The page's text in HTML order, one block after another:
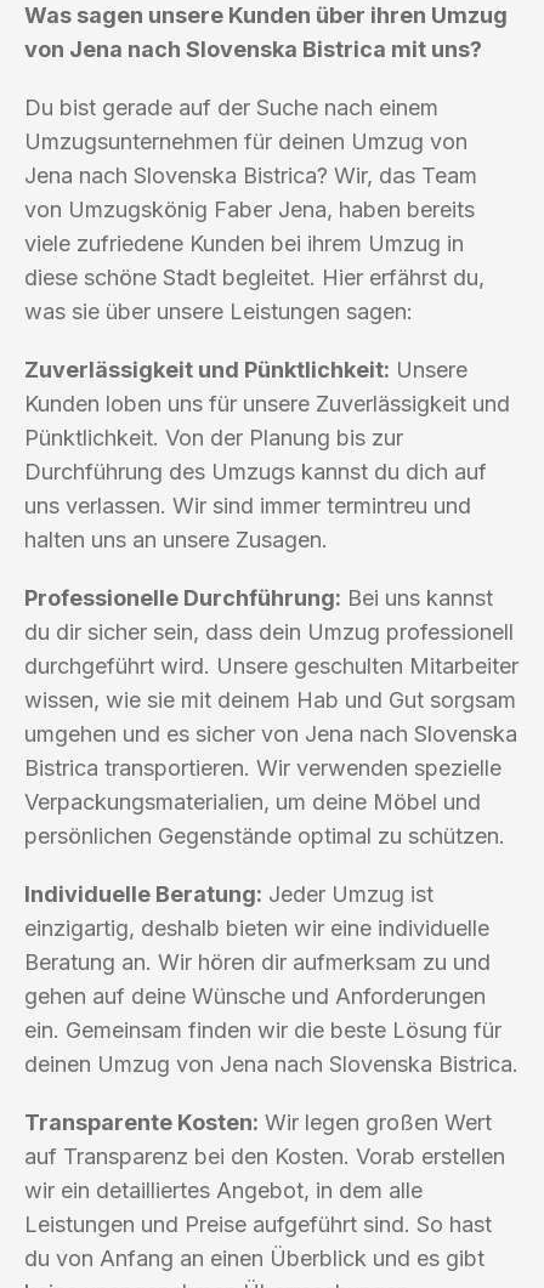
Was sagen unsere Kunden über ihren Umzug
von Jena nach Slovenska Bistrica mit uns?
Du bist gerade auf der Suche nach einem
Umzugsunternehmen für deinen Umzug von
Jena nach Slovenska Bistrica? Wir, das Team
von Umzugskönig Faber Jena, haben bereits
viele zufriedene Kunden bei ihrem Umzug in
diese schöne Stadt begleitet. Hier erfährst du,
was sie über unsere Leistungen sagen:
Zuverlässigkeit und Pünktlichkeit: Unsere
Kunden loben uns für unsere Zuverlässigkeit und
Pünktlichkeit. Von der Planung bis zur
Durchführung des Umzugs kannst du dich auf
uns verlassen. Wir sind immer termintreu und
halten uns an unsere Zusagen.
Professionelle Durchführung: Bei uns kannst
du dir sicher sein, dass dein Umzug professionell
durchgeführt wird. Unsere geschulten Mitarbeiter
wissen, wie sie mit deinem Hab und Gut sorgsam
umgehen und es sicher von Jena nach Slovenska
Bistrica transportieren. Wir verwenden spezielle
Verpackungsmaterialien, um deine Möbel und
persönlichen Gegenstände optimal zu schützen.
Individuelle Beratung: Jeder Umzug ist
einzigartig, deshalb bieten wir eine individuelle
Beratung an. Wir hören dir aufmerksam zu und
gehen auf deine Wünsche und Anforderungen
ein. Gemeinsam finden wir die beste Lösung für
deinen Umzug von Jena nach Slovenska Bistrica.
Transparente Kosten: Wir legen großen Wert
auf Transparenz bei den Kosten. Vorab erstellen
wir ein detailliertes Angebot, in dem alle
Leistungen und Preise aufgeführt sind. So hast
du von Anfang an einen Überblick und es gibt